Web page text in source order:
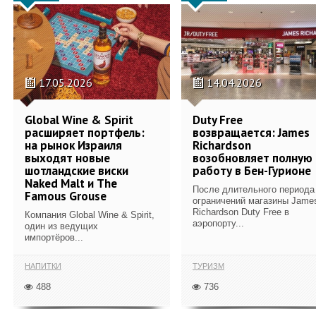
17.05.2026
Global Wine & Spirit
расширяет портфель:
на рынок Израиля
выходят новые
шотландские виски
Naked Malt и The
Famous Grouse
Компания Global Wine & Spirit,
один из ведущих
импортёров...
НАПИТКИ
488
14.04.2026
Duty Free
возвращается: James
Richardson
возобновляет полную
работу в Бен-Гурионе
После длительного периода
ограничений магазины
Richardson Duty Free в
аэропорту...
ТУРИЗМ
736